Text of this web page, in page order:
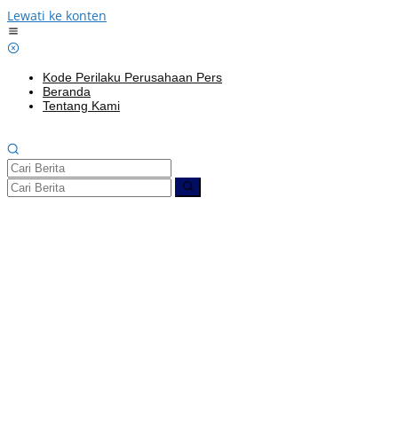
Lewati ke konten
Kode Perilaku Perusahaan Pers
Beranda
Tentang Kami